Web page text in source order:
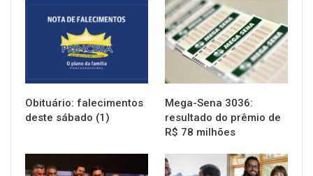
Obituário: falecimentos
deste sábado (1)
NOTÍCIAS
Mega-Sena 3036:
resultado do prêmio de
R$ 78 milhões
NOTÍCIAS NOTÍCIAS